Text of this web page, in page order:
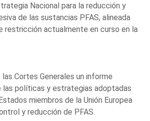
Nacional para la reducción y
de las sustancias PFAS, alineada
restricción actualmente en curso en la
Cortes Generales un informe
las políticas y estrategias adoptadas
miembros de la Unión Europea
y reducción de PFAS.